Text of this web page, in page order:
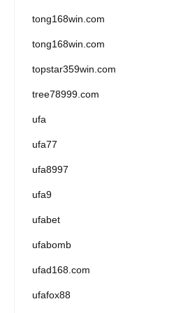
tong168win.com
tong168win.com
topstar359win.com
tree78999.com
ufa
ufa77
ufa8997
ufa9
ufabet
ufabomb
ufad168.com
ufafox88